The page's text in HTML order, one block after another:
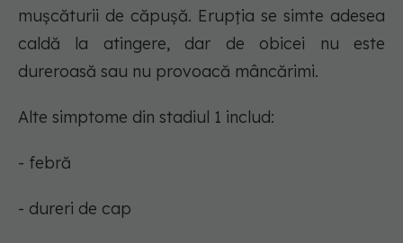
mușcăturii de căpușă. Erupția se simte adesea
caldă la atingere, dar de obicei nu este
dureroasă sau nu provoacă mâncărimi.
Alte simptome din stadiul 1 includ:
- febră
- dureri de cap